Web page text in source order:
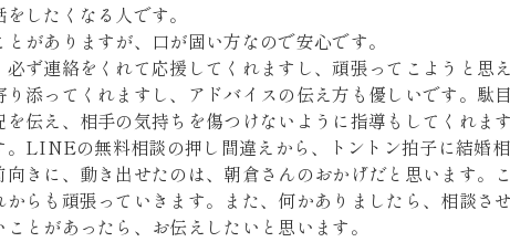
したくなる人です。
がありますが、口が固い方なので安心です。
ず連絡をくれて応援してくれますし、頑張ってこようと思え
添ってくれますし、アドバイスの伝え方も優しいです。駄
伝え、相手の気持ちを傷つけないように指導もしてくれます
。LINEの無料相談の押し間違えから、トントン拍子に結婚
向きに、動き出せたのは、朝倉さんのおかげだと思います。
からも頑張っていきます。また、何かありましたら、相談さ
とがあったら、お伝えしたいと思います。